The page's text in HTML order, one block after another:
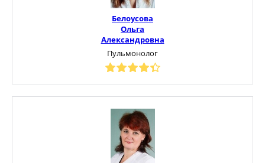
Белоусова
Ольга
Александровна
Пульмонолог